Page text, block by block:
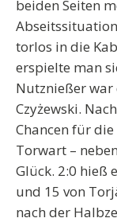
beiden Seiten
torlos in die
erspielte man
Nutznießer
Czyżewski.
Chancen für
Torwart –
Glück. 2:0 hieß
und 15 von
nach der